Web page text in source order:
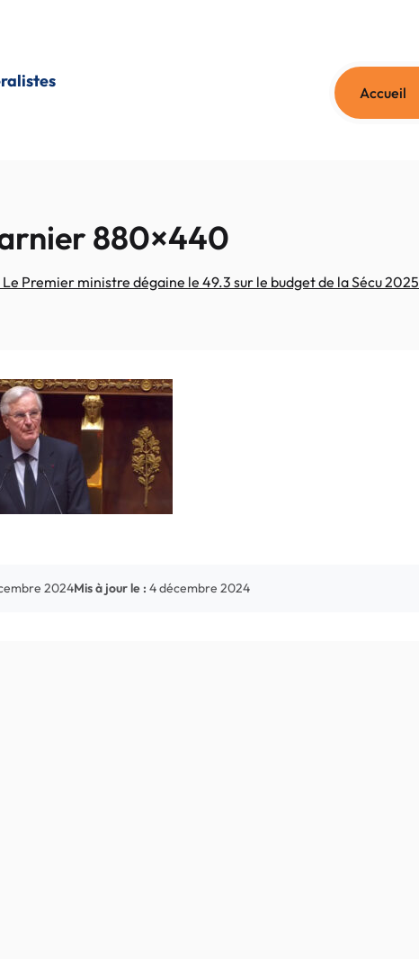
Accueil
880×440
Le Premier ministre dégaine le 49.3 sur le budget de la Sécu 2025
2024Mis à jour le : 4 décembre 2024